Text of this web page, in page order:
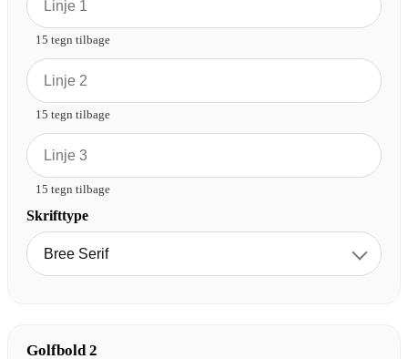
15 tegn tilbage
15 tegn tilbage
15 tegn tilbage
Skrifttype
Golfbold 2